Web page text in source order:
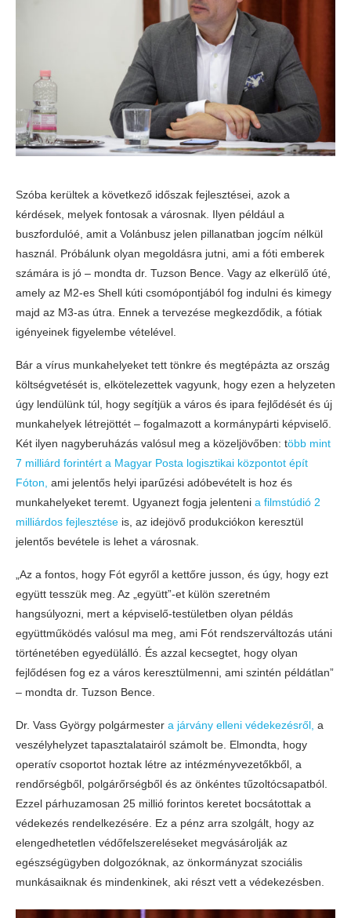
Szóba kerültek a következő időszak fejlesztései, azok a
kérdések, melyek fontosak a városnak. Ilyen például a
buszfordulóé, amit a Volánbusz jelen pillanatban jogcím nélkül
használ. Próbálunk olyan megoldásra jutni, ami a fóti emberek
számára is jó – mondta dr. Tuzson Bence. Vagy az elkerülő úté,
amely az M2-es Shell kúti csomópontjából fog indulni és kimegy
majd az M3-as útra. Ennek a tervezése megkezdődik, a fótiak
igényeinek figyelembe vételével.
Bár a vírus munkahelyeket tett tönkre és megtépázta az ország
költségvetését is, elkötelezettek vagyunk, hogy ezen a helyzeten
úgy lendülünk túl, hogy segítjük a város és ipara fejlődését és új
munkahelyek létrejöttét – fogalmazott a kormánypárti képviselő.
Két ilyen nagyberuházás valósul meg a közeljövőben: több mint
7 milliárd forintért a Magyar Posta logisztikai központot épít
Fóton, ami jelentős helyi iparűzési adóbevételt is hoz és
munkahelyeket teremt. Ugyanezt fogja jelenteni a filmstúdió 2
milliárdos fejlesztése is, az idejövő produkciókon keresztül
jelentős bevétele is lehet a városnak.
„Az a fontos, hogy Fót egyről a kettőre jusson, és úgy, hogy ezt
együtt tesszük meg. Az „együtt”-et külön szeretném
hangsúlyozni, mert a képviselő-testületben olyan példás
együttműködés valósul ma meg, ami Fót rendszerváltozás utáni
történetében egyedülálló. És azzal kecsegtet, hogy olyan
fejlődésen fog ez a város keresztülmenni, ami szintén példátlan”
– mondta dr. Tuzson Bence.
Dr. Vass György polgármester a járvány elleni védekezésről, a
veszélyhelyzet tapasztalatairól számolt be. Elmondta, hogy
operatív csoportot hoztak létre az intézményvezetőkből, a
rendőrségből, polgárőrségből és az önkéntes tűzoltócsapatból.
Ezzel párhuzamosan 25 millió forintos keretet bocsátottak a
védekezés rendelkezésére. Ez a pénz arra szolgált, hogy az
elengedhetetlen védőfelszereléseket megvásárolják az
egészségügyben dolgozóknak, az önkormányzat szociális
munkásaiknak és mindenkinek, aki részt vett a védekezésben.